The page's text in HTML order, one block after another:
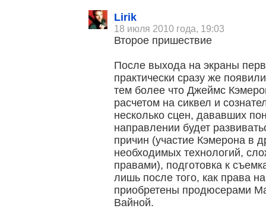
Lirik
18 июля 2010 года, 19:03
Второе пришествие
После выхода на экраны
практически сразу же
тем более что Джеймс
расчетом на сиквел и
несколько сцен, дававших
направлении будет
причин (участие Кэмерона в
необходимых технологий,
правами), подготовка к
лишь после того, как права
приобретены продюсерами
Вайной.